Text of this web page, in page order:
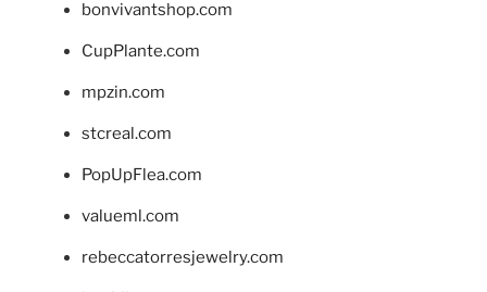
bonvivantshop.com
CupPlante.com
mpzin.com
stcreal.com
PopUpFlea.com
valueml.com
rebeccatorresjewelry.com